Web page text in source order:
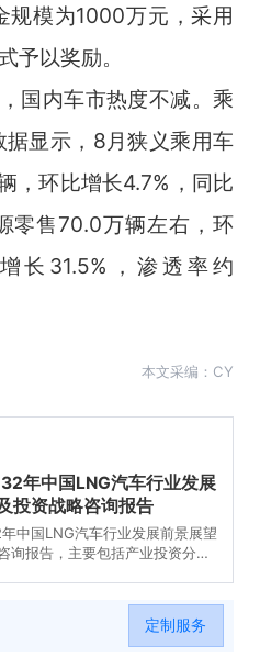
规模为1000万元，采用
予以奖励。
国内车市热度不减。乘
显示，8月狭义乘用车
，环比增长4.7%，同比
零售70.0万辆左右，环
长31.5%，渗透率约
本文采编：CY
年中国LNG汽车行业发展
投资战略咨询报告
中国LNG汽车行业发展前景展望
询报告，主要包括产业投资分
定制服务